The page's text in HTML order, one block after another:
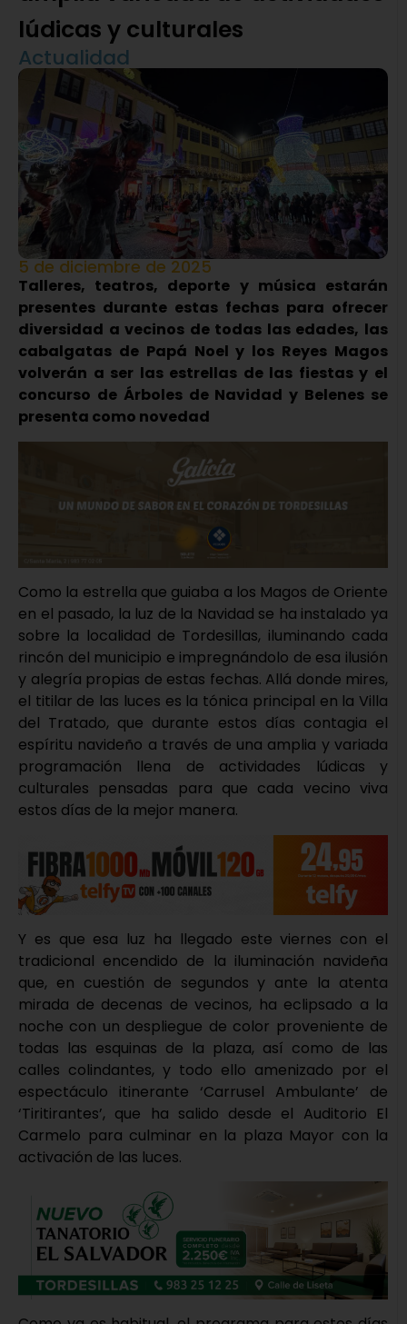
lúdicas y culturales
Actualidad
5 de diciembre de 2025
Talleres, teatros, deporte y música estarán
presentes durante estas fechas para ofrecer
diversidad a vecinos de todas las edades, las
cabalgatas de Papá Noel y los Reyes Magos
volverán a ser las estrellas de las fiestas y el
concurso de Árboles de Navidad y Belenes se
presenta como novedad
Como la estrella que guiaba a los Magos de Oriente
en el pasado, la luz de la Navidad se ha instalado ya
sobre la localidad de Tordesillas, iluminando cada
rincón del municipio e impregnándolo de esa ilusión
y alegría propias de estas fechas. Allá donde mires,
el titilar de las luces es la tónica principal en la Villa
del Tratado, que durante estos días contagia el
espíritu navideño a través de una amplia y variada
programación llena de actividades lúdicas y
culturales pensadas para que cada vecino viva
estos días de la mejor manera.
Y es que esa luz ha llegado este viernes con el
tradicional encendido de la iluminación navideña
que, en cuestión de segundos y ante la atenta
mirada de decenas de vecinos, ha eclipsado a la
noche con un despliegue de color proveniente de
todas las esquinas de la plaza, así como de las
calles colindantes, y todo ello amenizado por el
espectáculo itinerante ‘Carrusel Ambulante’ de
‘Tiritirantes’, que ha salido desde el Auditorio El
Carmelo para culminar en la plaza Mayor con la
activación de las luces.